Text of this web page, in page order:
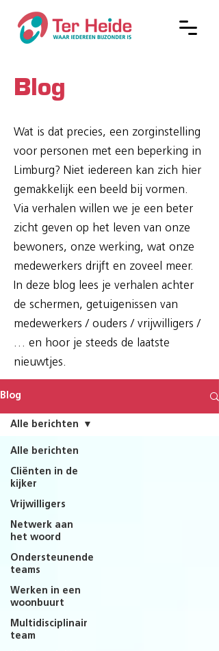
Blog
Wat is dat precies, een zorginstelling
voor personen met een beperking in
Limburg? Niet iedereen kan zich hier
gemakkelijk een beeld bij vormen.
Via verhalen willen we je een beter
zicht geven op het leven van onze
bewoners, onze werking, wat onze
medewerkers drijft en zoveel meer.
In deze blog lees je verhalen achter
de schermen, getuigenissen van
medewerkers / ouders / vrijwilligers /
… en hoor je steeds de laatste
nieuwtjes.
Blog
Alle berichten
Cliënten in de
kijker
Vrijwilligers
Netwerk aan
het woord
Ondersteunende
teams
Werken in een
woonbuurt
Multidisciplinair
team
Alle berichten